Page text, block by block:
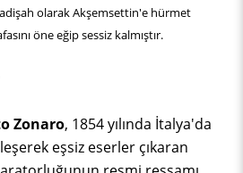
olarak Akşemsettin'e hürmet
öne eğip sessiz kalmıştır.
Zonaro, 1854 yılında İtalya'da
eşsiz eserler çıkaran